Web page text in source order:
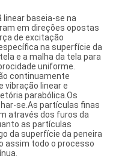
linear baseia-se na
em direções opostas
de excitação
na superfície da
e a malha da tela para
uniforme.
continuamente
vibração linear e
parabólica.Os
se.As partículas finas
através dos furos da
as partículas
da superfície da peneira
assim todo o processo